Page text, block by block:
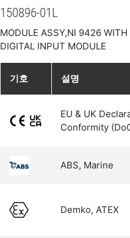
150896-01L
MODULE ASSY,NI 9426
DIGITAL INPUT MODULE
기호 설명
EU & UK
Conformity
ABS, Marine
Demko, ATEX